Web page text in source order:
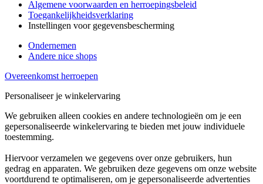
Algemene voorwaarden en herroepingsbeleid
Toegankelijkheidsverklaring
Instellingen voor gegevensbescherming
Ondernemen
Andere nice shops
Overeenkomst herroepen
Personaliseer je winkelervaring
We gebruiken alleen cookies en andere technologieën om je een
gepersonaliseerde winkelervaring te bieden met jouw individuele
toestemming.
Hiervoor verzamelen we gegevens over onze gebruikers, hun
gedrag en apparaten. We gebruiken deze gegevens om onze website
voortdurend te optimaliseren, om je gepersonaliseerde advertenties